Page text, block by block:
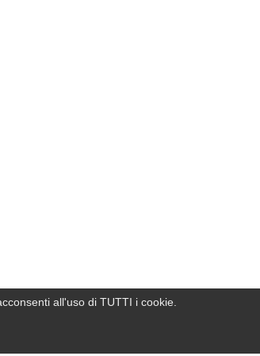
all'uso di TUTTI i cookie.